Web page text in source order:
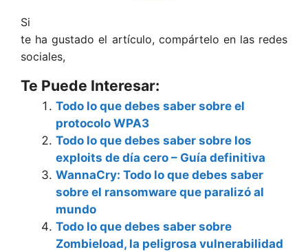
Si
te ha gustado el artículo, compártelo en las redes
sociales,
Te Puede Interesar:
Todo lo que debes saber sobre el
protocolo WPA3
Todo lo que debes saber sobre los
exploits de día cero – Guía definitiva
WannaCry: Todo lo que debes saber
sobre el ransomware que paralizó al
mundo
Todo lo que debes saber sobre
Zombieload, la peligrosa vulnerabilidad